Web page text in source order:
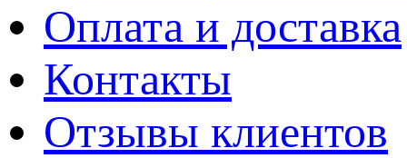
Оплата и доставка
Контакты
Отзывы клиентов